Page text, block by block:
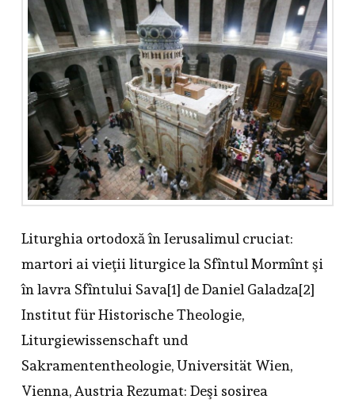
Liturghia ortodoxă în Ierusalimul cruciat:
martori ai vieţii liturgice la Sfîntul Mormînt şi
în lavra Sfîntului Sava[1] de Daniel Galadza[2]
Institut für Historische Theologie,
Liturgiewissenschaft und
Sakramententheologie, Universität Wien,
Vienna, Austria Rezumat: Deşi sosirea